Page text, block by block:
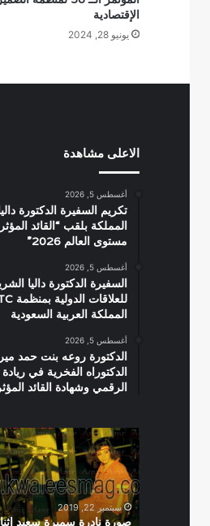
الإقتصادية
يونيو 28, 2024
الاعلى مشاهدة
أغسطس 5, 2026
تكريم السفيرة الدكتورة
المملكة بلقب “القائد
مستوى العالم 2026”
أغسطس 5, 2026
السفيرة الدكتورة داليا
المملكة العربية السعودية
أغسطس 5, 2026
الدكتورة روعه بنت حمد
الدكتوراه الفخرية في
الرقمي وشهادة القائد المؤثر
صورة
نادرة
سميرة
سعيد
اثناء
ممارسة
سبتمبر 22, 2019
صورة نادرة سميرة سعيد